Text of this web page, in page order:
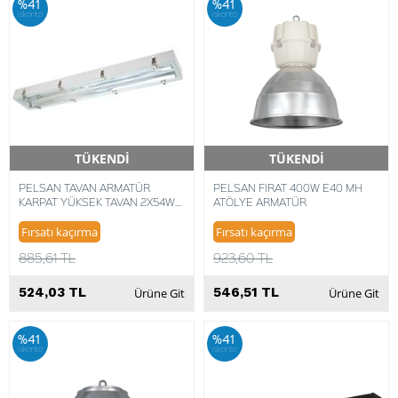
%41
iskonto
TÜKENDİ
Hızlı Teslimat
PELSAN TAVAN ARMATÜR
KARPAT YÜKSEK TAVAN 2X54W
Fırsatı kaçırma
885,61 TL
524,03 TL Ürüne Git
%41
iskonto
TÜKENDİ
Hızlı Teslimat
PELSAN FIRAT 400W E40 MH
ATÖLYE ARMATÜR
Fırsatı kaçırma
923,60 TL
546,51 TL Ürüne Git
%41
iskonto
%41
iskonto